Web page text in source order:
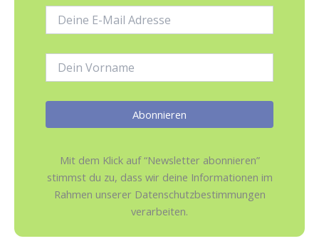
Mail-
Mit dem Klick auf “Newsletter abonnieren”
stimmst du zu, dass wir deine Informationen im
Rahmen unserer Datenschutzbestimmungen
verarbeiten.